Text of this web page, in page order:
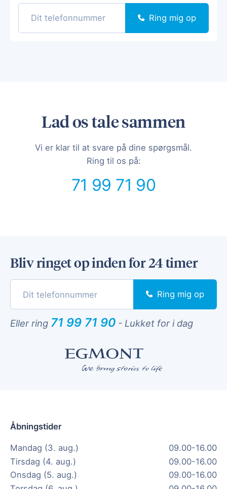
Ring mig op
Lad os tale sammen
Vi er klar til at svare på dine spørgsmål.
Ring til os på:
71 99 71 90
Bliv ringet op inden for 24 timer
Ring mig op
Eller ring 71 99 71 90 - Lukket for i dag
Åbningstider
Mandag (3. aug.)
09.00-16.00
Tirsdag (4. aug.)
09.00-16.00
Onsdag (5. aug.)
09.00-16.00